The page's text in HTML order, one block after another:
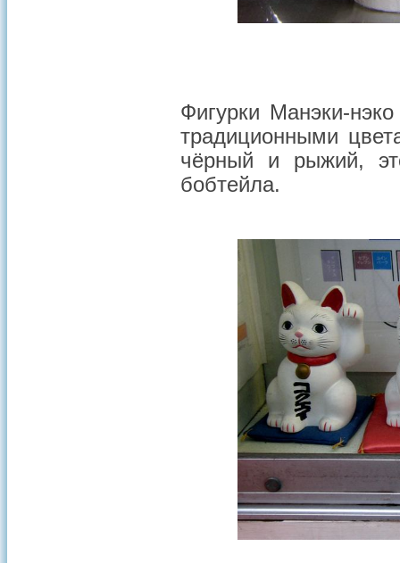
Фигурки Манэки-
традиционными
чёрный и рыжий,
бобтейла.